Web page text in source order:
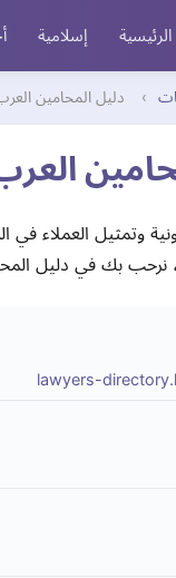
الرئيسية إسلامية
› دليل المحامين
وتمثيل العملاء
نرحب بك في دليل
lawyers-